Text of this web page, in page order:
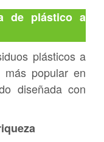
de plástico a
plásticos a
popular en
diseñada con